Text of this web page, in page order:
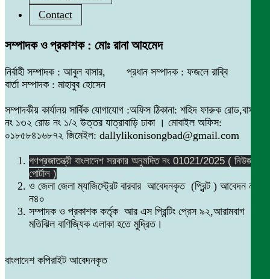
Contact
সম্পাদক ও প্রকাশক : মোঃ রানা আহমেদ
নির্বাহী সম্পাদক : আবুল বাসার, প্রধান সম্পাদক : ফজলে রাব্বি
বার্তা সম্পাদক : মাহাবুব হোসেন
সম্পাদকীয় কার্যালয় সার্বিক যোগাযোগ :অফিস ঠিকানা: শহিদ ফারুক রোড,বাসা
নং ১৩২ রোড নং ১/২ উত্তর যাত্রাবাড়ি ঢাকা । মোবাইল অফিস:
০১৮৫৮৪১৬৮৭২ জিমেইল: dallylikonisongbad@gmail.com
গণপ্রজাতন্ত্রী বাংলাদেশ সরকার অনুমদিত নং 01021/2025 ( নিউজ
পোর্টাল )
ও জেলা জেলা ম্যাজিস্ট্রেট বারবার আবেদনকৃত (প্রিন্ট ) আবেদন নং
ন৪০
সম্পাদক ও প্রকাশক কর্তৃক আর এস প্রিন্টিং প্রেস ৯২,আরামবাগ
মতিঝিল বাণিজ্যিক এলাকা হতে মুদ্রিত।
বাংলাদেশ কপিরাইট আবেদনকৃত